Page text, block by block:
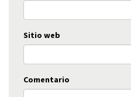
Sitio web
Comentario